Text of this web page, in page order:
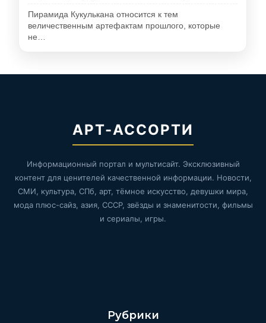
Пирамида Кукулькана относится к тем
величественным артефактам прошлого, которые
не…
АРТ-АССОРТИ
Информационный портал и мультисайт. Эксклюзивный
контент для ценителей качественной информации. Новости,
СМИ, культура, СПб, арт, тёмное искусство, девушки мира,
мода плюс-сайз, азия, СССР, звёзды и знаменитости, фильмы
и сериалы, игры.
Рубрики